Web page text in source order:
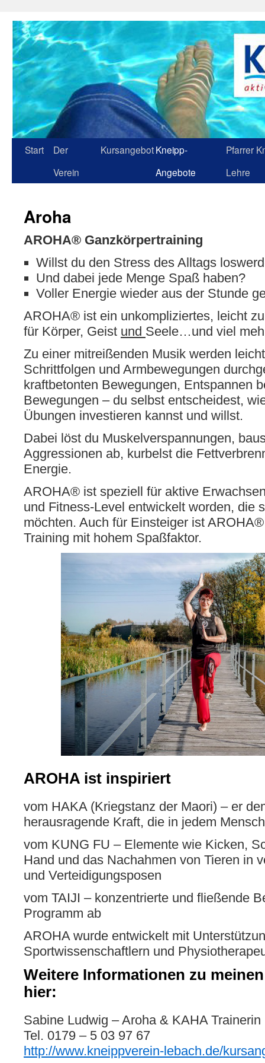
Inhalt
springen
Start
Der
Verein
KursangebotKneipp-
Angebote
Pfarrer
Lehre
Aroha
AROHA® Ganzkörpertraining
Willst du den Stress des Alltags
Und dabei jede Menge Spaß haben?
Voller Energie wieder aus der Stunde
AROHA® ist ein unkompliziertes, leicht
für Körper, Geist und Seele…und viel
Zu einer mitreißenden Musik werden
Schrittfolgen und Armbewegungen
kraftbetonten Bewegungen, Entspannen
Bewegungen – du selbst entscheidest,
Übungen investieren kannst und willst.
Dabei löst du Muskelverspannungen,
Aggressionen ab, kurbelst die
Energie.
AROHA® ist speziell für aktive
und Fitness-Level entwickelt worden, die
möchten. Auch für Einsteiger ist
Training mit hohem Spaßfaktor.
AROHA ist inspiriert
vom HAKA (Kriegstanz der Maori) – er
herausragende Kraft, die in jedem
vom KUNG FU – Elemente wie Kicken,
Hand und das Nachahmen von Tieren in
und Verteidigungsposen
vom TAIJI – konzentrierte und fließende
Programm ab
AROHA wurde entwickelt mit
Sportwissenschaftlern und
Weitere Informationen zu
hier:
Sabine Ludwig – Aroha & KAHA Trainerin
Tel. 0179 – 5 03 97 67
http://www.kneippverein-lebach.de/